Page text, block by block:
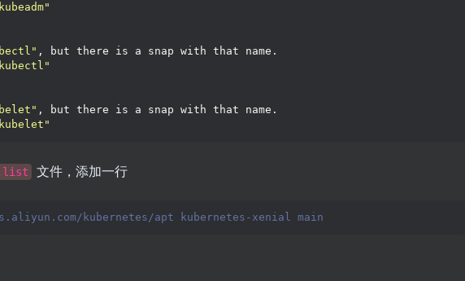
, but there is a snap with that name.
, but there is a snap with that name.
文件，添加一行
kubernetes/apt kubernetes-xenial main